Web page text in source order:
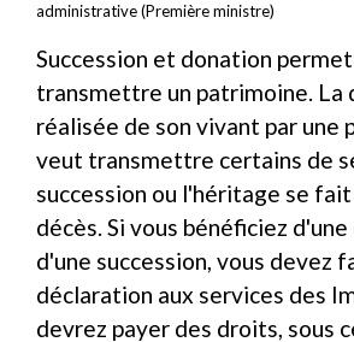
administrative (Première ministre)
Succession et donation
transmettre un patrimoine. La
réalisée de son vivant par une
veut transmettre certains de
succession ou l'héritage se
décès. Si vous bénéficiez
d'une succession, vous devez
déclaration aux services des
devrez payer des droits, sous